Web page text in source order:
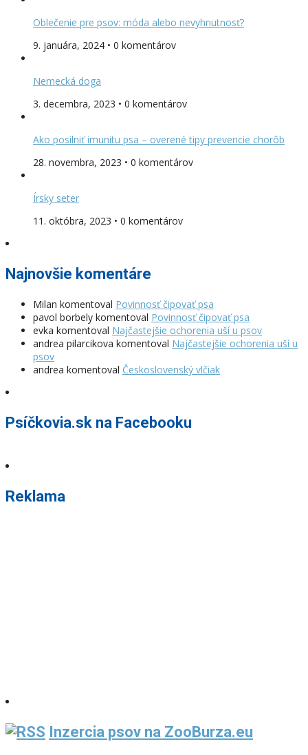
Oblečenie pre psov: móda alebo nevyhnutnosť?
9. januára, 2024 • 0 komentárov
Nemecká doga
3. decembra, 2023 • 0 komentárov
Ako posilniť imunitu psa – overené tipy prevencie chorôb
28. novembra, 2023 • 0 komentárov
Írsky seter
11. októbra, 2023 • 0 komentárov
Najnovšie komentáre
Milan komentoval Povinnosť čipovať psa
pavol borbely komentoval Povinnosť čipovať psa
evka komentoval Najčastejšie ochorenia uší u psov
andrea pilarcikova komentoval Najčastejšie ochorenia uší u
psov
andrea komentoval Československý vlčiak
Psíčkovia.sk na Facebooku
Reklama
Inzercia psov na ZooBurza.eu